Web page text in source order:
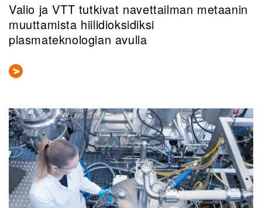
Valio ja VTT tutkivat navettailman metaanin
muuttamista hiilidioksidiksi
plasmateknologian avulla